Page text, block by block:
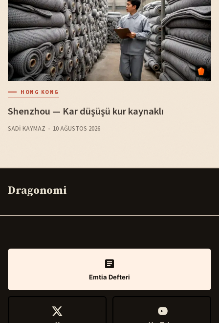
HONG KONG
Shenzhou — Kar düşüşü kur kaynaklı
SADI KAYMAZ 10 AĞUSTOS 2026
Dragonomi
Emtia Defteri